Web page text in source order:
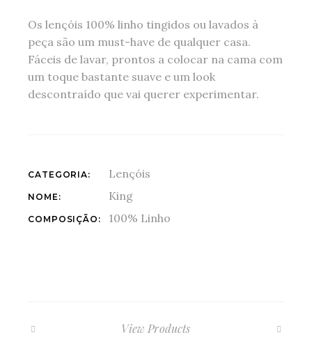
Os lençóis 100% linho tingidos ou lavados à
peça são um must-have de qualquer casa.
Fáceis de lavar, prontos a colocar na cama com
um toque bastante suave e um look
descontraído que vai querer experimentar.
CATEGORIA: Lençóis
NOME: King
COMPOSIÇÃO: 100% Linho
View Products